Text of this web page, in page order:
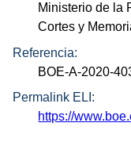
Ministerio de la
Cortes y
Referencia:
BOE-A-2020-
Permalink ELI:
https://